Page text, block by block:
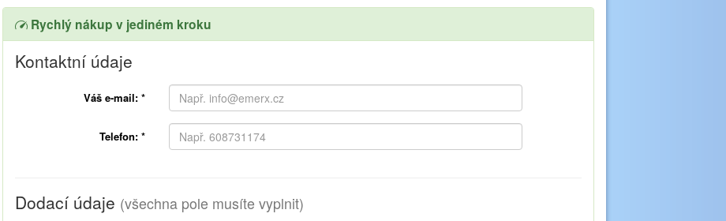
Rychlý nákup v jediném kroku
Kontaktní údaje
Váš e-mail: *
Telefon: *
Dodací údaje (všechna pole musíte vyplnit)